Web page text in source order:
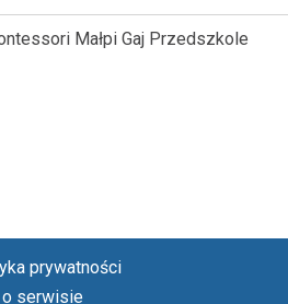
Małpi Gaj Przedszkole
prywatności
o serwisie